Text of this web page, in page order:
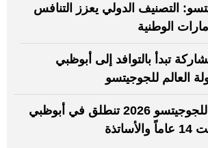
التصنيف الدولي يعزز التنافس
الوطنية
تبدأ بالتوافد إلى أبوظبي
العالم للجوجيتسو
بطولة العالم للجوجيتسو 2026 تنطلق في أبوظبي